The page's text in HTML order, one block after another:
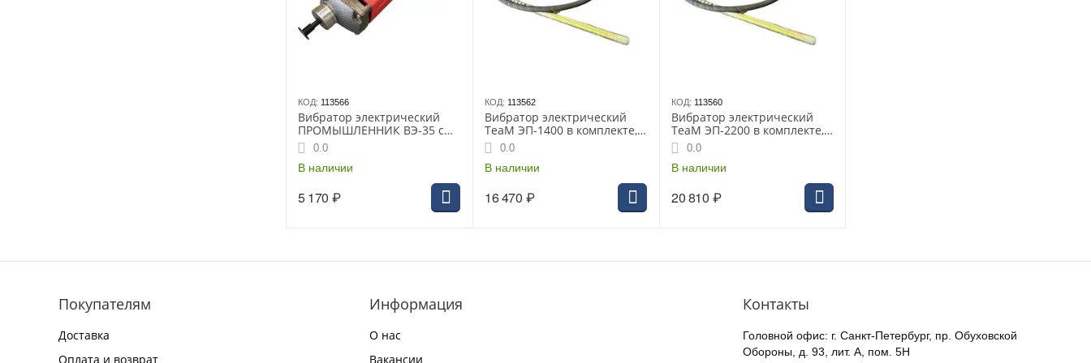
КОД: 113566
Вибратор электрический
ПРОМЫШЛЕННИК ВЭ-35 с
УЗО, 800Вт, 220В
0.0
В наличии
5 170 ₽
КОД: 113562
Вибратор электрический
ТеаМ ЭП-1400 в комплекте,
1.4кВт, вал 3м
0.0
В наличии
16 470 ₽
КОД: 113560
Вибратор электрический
ТеаМ ЭП-2200 в комплекте,
2.2кВт, вал 3м
0.0
В наличии
20 810 ₽
Покупателям
Доставка
Оплата и возврат
Информация
О нас
Вакансии
Контакты
Головной офис: г. Санкт-Петербург, пр. Обуховской
Обороны, д. 93, лит. А, пом. 5Н